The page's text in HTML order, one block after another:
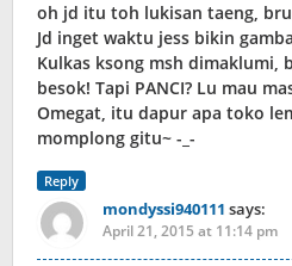
oh jd itu toh lukisan taeng,
Jd inget waktu jess bikin
Kulkas ksong msh dimaklumi,
besok! Tapi PANCI? Lu mau
Omegat, itu dapur apa toko
momplong gitu~ -_-
Reply
mondyssi940111 says:
April 21, 2015 at 11:14 pm